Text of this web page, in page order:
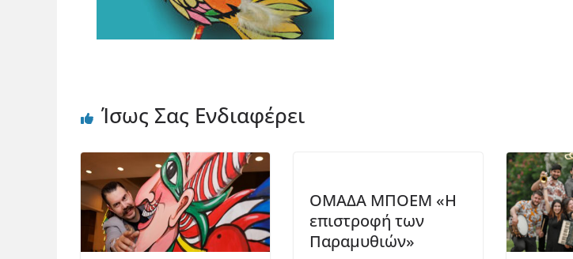
Ίσως Σας Ενδιαφέρει
ΟΜΑΔΑ ΜΠΟΕΜ «Η
επιστροφή των
Παραμυθιών»